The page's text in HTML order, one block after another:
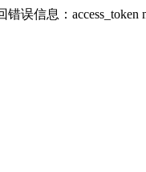
误信息：access_token